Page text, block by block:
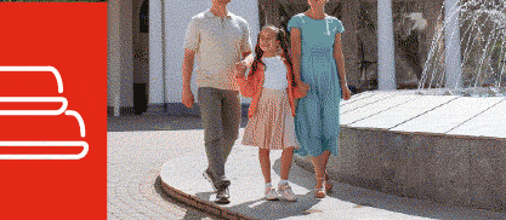
Центробанк впервые с декабря 2018 года повысил